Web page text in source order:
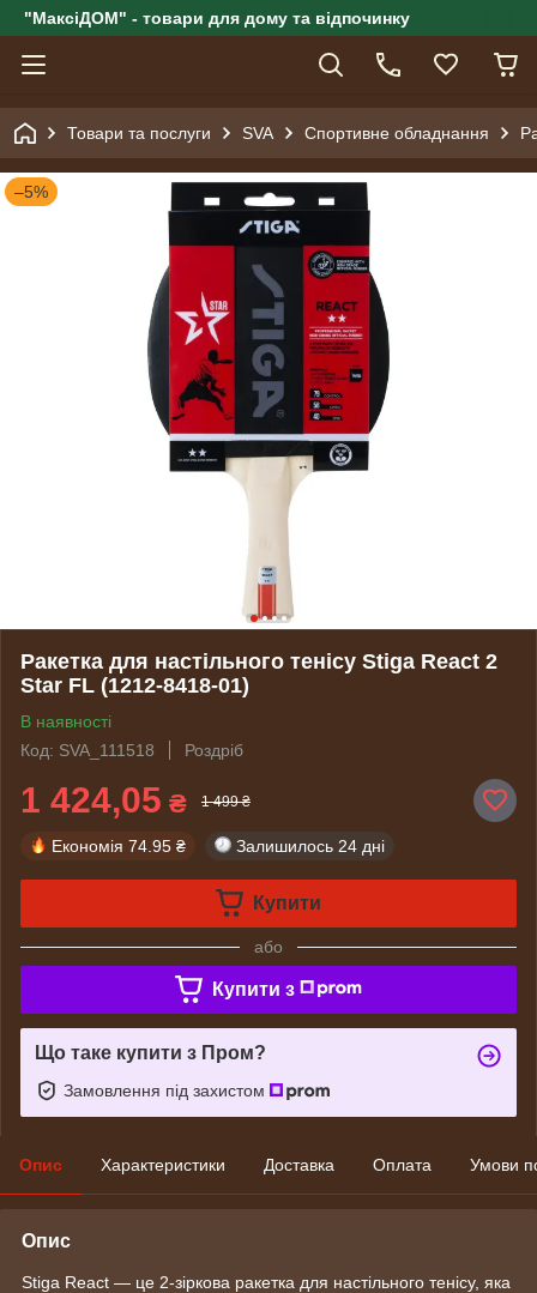
"МаксіДОМ" - товари для дому та відпочинку
Товари та послуги SVA Спортивне обладнання
–5%
Ракетка для настільного тенісу Stiga React 2
Star FL (1212-8418-01)
В наявності
Код: SVA_111518
Роздріб
1 424,05 ₴ 1 499 ₴
Економія 74.95 ₴ Залишилось 24 дні
Купити
або
Купити з
Що таке купити з Пром?
Замовлення під захистом
Опис Характеристики Доставка Оплата Умови
Опис
Stiga React — це 2-зіркова ракетка для настільного тенісу, яка